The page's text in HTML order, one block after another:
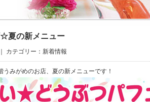
夏の新メニュー
カテゴリー： 新着情報
みがめのお店、夏の新メニューです！